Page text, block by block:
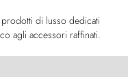
prodotti di lusso dedicati
agli accessori raffinati.